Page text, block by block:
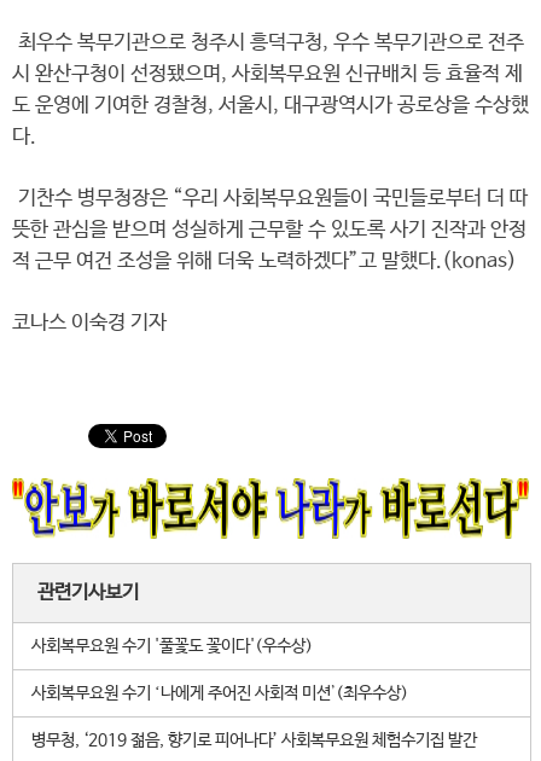
최우수 복무기관으로 청주시 흥덕구청, 우수 복무기관으로 전주
시 완산구청이 선정됐으며, 사회복무요원 신규배치 등 효율적 제
도 운영에 기여한 경찰청, 서울시, 대구광역시가 공로상을 수상했
다.
기찬수 병무청장은 “우리 사회복무요원들이 국민들로부터 더 따
뜻한 관심을 받으며 성실하게 근무할 수 있도록 사기 진작과 안정
적 근무 여건 조성을 위해 더욱 노력하겠다”고 말했다.(konas)
코나스 이숙경 기자
관련기사보기
사회복무요원 수기 '풀꽃도 꽃이다'(우수상)
사회복무요원 수기 ʻ나에게 주어진 사회적 미션ʼ(최우수상)
병무청, ‘2019 젊음, 향기로 피어나다’ 사회복무요원 체험수기집 발간